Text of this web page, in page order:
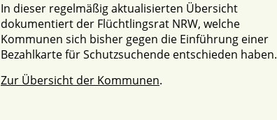
In dieser regelmäßig aktualisierten Übersicht
dokumentiert der Flüchtlingsrat NRW, welche
Kommunen sich bisher gegen die Einführung einer
Bezahlkarte für Schutzsuchende entschieden haben.
Zur Übersicht der Kommunen.